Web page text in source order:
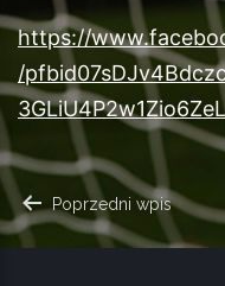
https://
/
Poprzedni wpis